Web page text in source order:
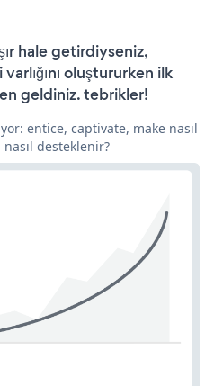
hale getirdiyseniz,
oluştururken ilk
geldiniz. tebrikler!
entice, captivate, make nasıl
desteklenir?